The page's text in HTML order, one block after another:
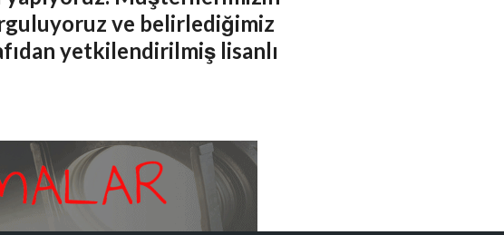
ve belirlediğimiz
yetkilendirilmiş lisanlı